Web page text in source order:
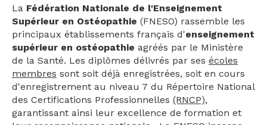
La Fédération Nationale de l'Enseignement
Supérieur en Ostéopathie (FNESO) rassemble les
principaux établissements français d'enseignement
supérieur en ostéopathie agréés par le Ministère
de la Santé. Les diplômes délivrés par ses écoles
membres sont soit déjà enregistrées, soit en cours
d'enregistrement au niveau 7 du Répertoire National
des Certifications Professionnelles (RNCP),
garantissant ainsi leur excellence de formation et